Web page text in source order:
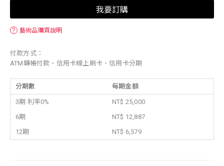
我要訂購
？ 藝術品購買說明
付款方式：
ATM轉帳付款、信用卡線上刷卡、信用卡分期
分期數 每期金額
3期 利率0%
NT$ 25,000
6期
NT$ 12,887
12期
NT$ 6,579